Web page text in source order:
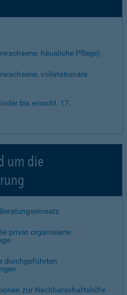
häusliche Pflege)
vollstationäre
bis einschl. 17.
um die
privat organisierte
durchgeführten
zur Nachbarschaftshilfe